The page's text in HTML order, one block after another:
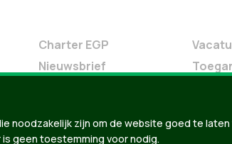
Charter EGP
Nieuwsbrief
Groen in je buurt
noodzakelijk zijn om de website goed te
geen toestemming voor nodig.